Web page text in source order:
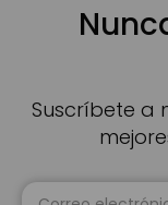
Suscríbete a